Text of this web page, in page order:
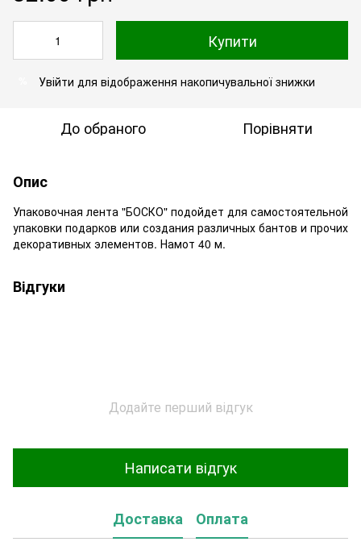
Купити
Увійти для відображення накопичувальної знижки
До обраного Порівняти
Опис
Упаковочная лента "БОСКО" подойдет для самостоятельной
упаковки подарков или создания различных бантов и прочих
декоративных элементов. Намот 40 м.
Відгуки
Додайте перший відгук
Написати відгук
Доставка Оплата